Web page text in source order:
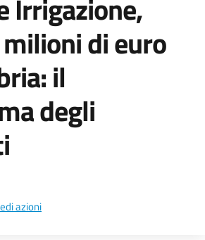
Irrigazione,
di euro
il
degli
azioni